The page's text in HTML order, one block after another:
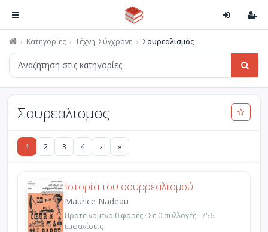
Κατηγορίες Τέχνη, Σύγχρονη Σουρεαλισμός
Σουρεαλισμος
1 2 3 4 › »
Ιστορία του σουρρεαλισμού
Maurice Nadeau
Προτεινόμενο 0 φορές · Σε 0 συλλογές · 756
εμφανίσεις